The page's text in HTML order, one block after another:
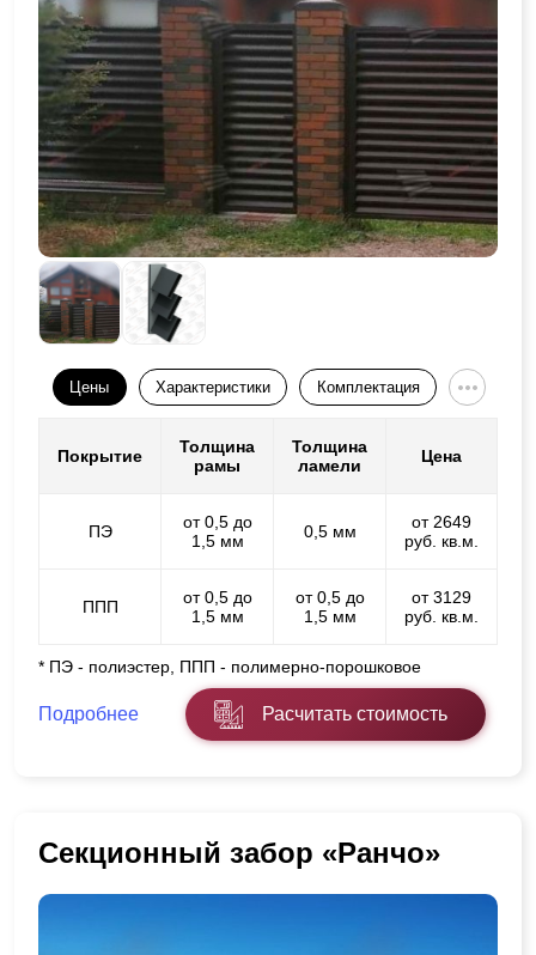
Цены Характеристики Комплектация
Покрытие
Толщина
рамы
Толщина
ламели
Цена
ПЭ
от 0,5 до
1,5 мм
0,5 мм
от 2649
руб. кв.м.
ППП
от 0,5 до
1,5 мм
от 0,5 до
1,5 мм
от 3129
руб. кв.м.
* ПЭ - полиэстер, ППП - полимерно-порошковое
Подробнее Расчитать стоимость
Секционный забор «Ранчо»